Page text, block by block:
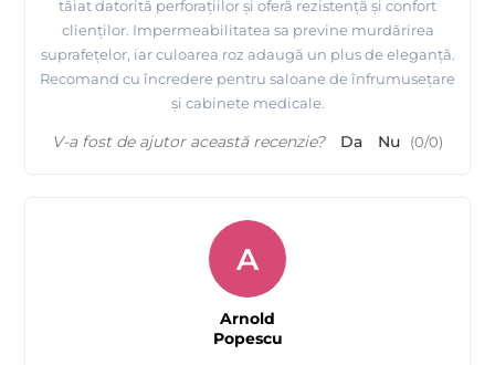
tăiat datorită perforațiilor și oferă rezistență și confort
clienților. Impermeabilitatea sa previne murdărirea
suprafețelor, iar culoarea roz adaugă un plus de eleganță.
Recomand cu încredere pentru saloane de înfrumusețare
și cabinete medicale.
V-a fost de ajutor această recenzie? Da Nu (0/0)
A
Arnold
Popescu